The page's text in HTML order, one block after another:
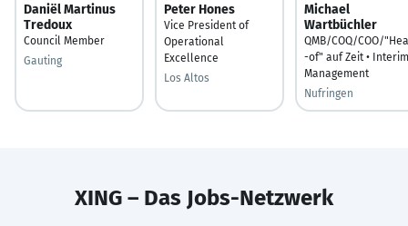
Daniël Martinus
Tredoux
Council Member
Gauting
Peter Hones
Vice President of
Operational
Excellence
Los Altos
Michael
Wartbüchler
QMB/COQ/COO/
-of" auf Zeit • Interim
Management
Nufringen
XING – Das Jobs-Netzwerk